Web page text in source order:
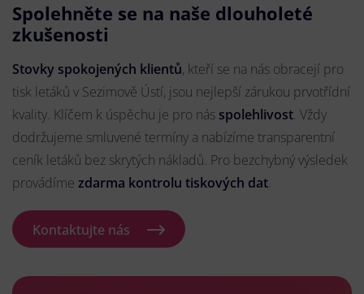
Spolehněte se na naše dlouholeté
zkušenosti
Stovky spokojených klientů, kteří se na nás obracejí pro
tisk letáků v Sezimově Ústí, jsou nejlepší zárukou prvotřídní
kvality. Klíčem k úspěchu je pro nás spolehlivost. Vždy
dodržujeme smluvené termíny a nabízíme transparentní
ceník letáků bez skrytých nákladů. Pro bezchybný výsledek
provádíme zdarma kontrolu tiskových dat.
Kontaktujte nás